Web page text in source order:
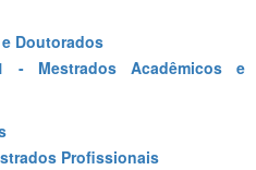
Doutorados
- Mestrados Acadêmicos e
Profissionais